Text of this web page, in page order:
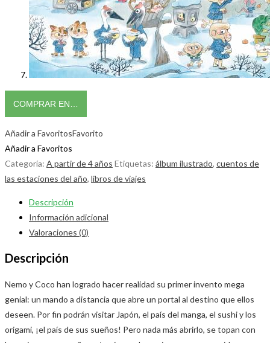
COMPRAR EN…
Añadir a FavoritosFavorito
Añadir a Favoritos
Categoría: A partir de 4 años Etiquetas: álbum ilustrado, cuentos de
las estaciones del año, libros de viajes
Descripción
Información adicional
Valoraciones (0)
Descripción
Nemo y Coco han logrado hacer realidad su primer invento mega
genial: un mando a distancia que abre un portal al destino que ellos
deseen. Por fin podrán visitar Japón, el país del manga, el sushi y los
origami, ¡el país de sus sueños! Pero nada más abrirlo, se topan con